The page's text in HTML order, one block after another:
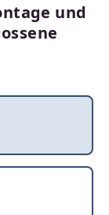
und